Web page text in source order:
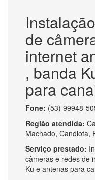
de
internet
, banda
para
Fone: (53) 99948-
Região atendida:
Machado, Candiota,
Serviço prestado:
câmeras e redes de
Ku e antenas para